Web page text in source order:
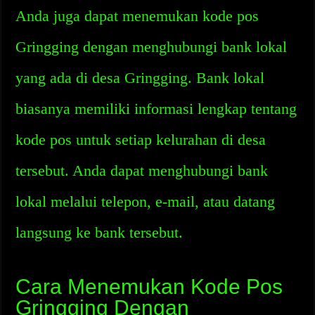
Anda juga dapat menemukan kode pos
Gringging dengan menghubungi bank lokal
yang ada di desa Gringging. Bank lokal
biasanya memiliki informasi lengkap tentang
kode pos untuk setiap kelurahan di desa
tersebut. Anda dapat menghubungi bank
lokal melalui telepon, e-mail, atau datang
langsung ke bank tersebut.
Cara Menemukan Kode Pos
Gringging Dengan